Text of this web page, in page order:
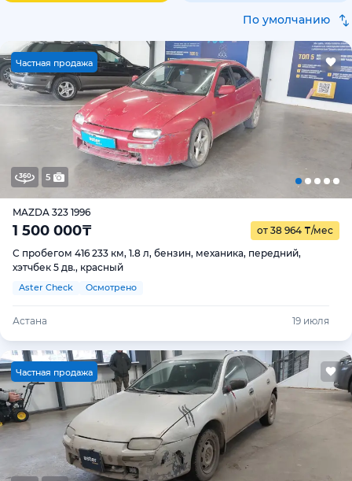
По умолчанию
Частная продажа
5
MAZDA 323 1996
1 500 000₸ от 38 964 ₸/мес
С пробегом 416 233 км, 1.8 л, бензин, механика, передний,
хэтчбек 5 дв., красный
Aster Check Осмотрено
Астана 19 июля
Частная продажа